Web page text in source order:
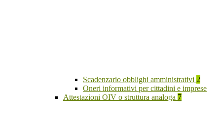
Scadenzario obblighi amministrativi 2
Oneri informativi per cittadini e imprese
Attestazioni OIV o struttura analoga 7